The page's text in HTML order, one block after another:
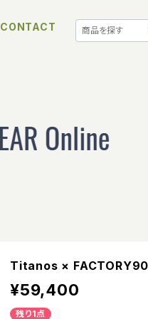
CONTACT
Titanos ×
¥59,400
残り1点